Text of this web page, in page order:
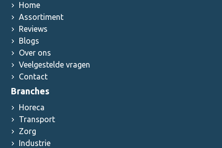
Home
Assortiment
Reviews
Blogs
Over ons
Veelgestelde vragen
Contact
Branches
Horeca
Transport
Zorg
Industrie